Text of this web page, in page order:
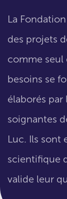
La
des projets
comme seul
besoins se
élaborés par
soignantes
Luc. Ils sont
scientifique
valide leur